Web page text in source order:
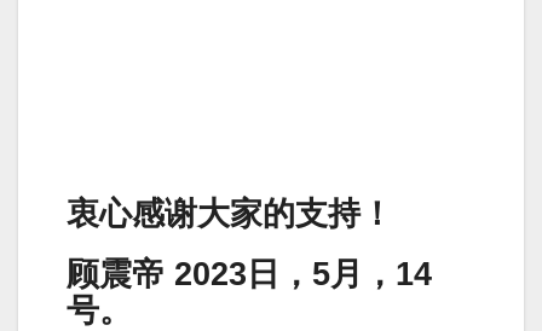
衷心感谢大家的支持！
顾震帝 2023日，5月，14
号。